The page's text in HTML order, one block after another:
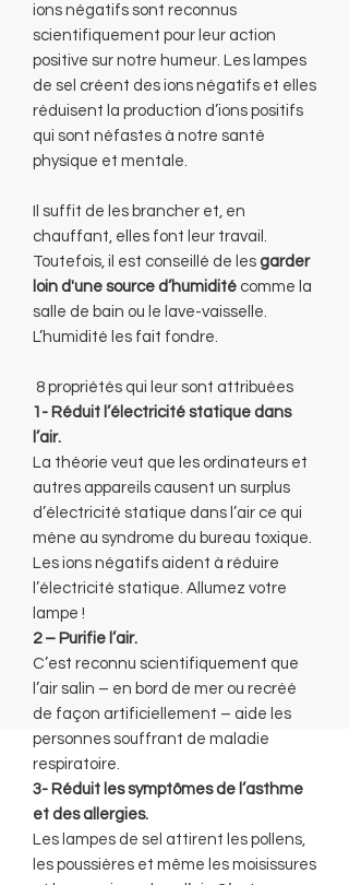
ions négatifs sont reconnus
scientifiquement pour leur action
positive sur notre humeur. Les lampes
de sel créent des ions négatifs et elles
réduisent la production d’ions positifs
qui sont néfastes à notre santé
physique et mentale.
Il suffit de les brancher et, en
chauffant, elles font leur travail.
Toutefois, il est conseillé de les garder
loin d'une source d’humidité comme la
salle de bain ou le lave-vaisselle.
L’humidité les fait fondre.
8 propriétés qui leur sont attribuées
1- Réduit l’électricité statique dans
l’air.
La théorie veut que les ordinateurs et
autres appareils causent un surplus
d’électricité statique dans l’air ce qui
mène au syndrome du bureau toxique.
Les ions négatifs aident à réduire
l’électricité statique. Allumez votre
lampe !
2 – Purifie l’air.
C’est reconnu scientifiquement que
l’air salin – en bord de mer ou recréé
de façon artificiellement – aide les
personnes souffrant de maladie
respiratoire.
3- Réduit les symptômes de l’asthme
et des allergies.
Les lampes de sel attirent les pollens,
les poussières et même les moisissures